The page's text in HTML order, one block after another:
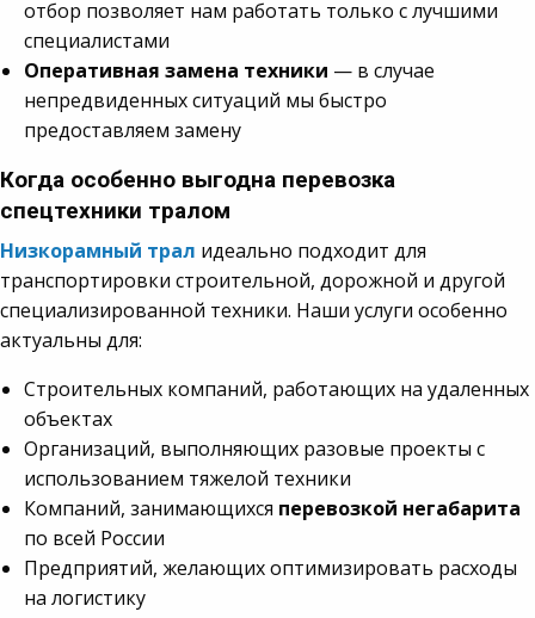
отбор позволяет нам работать только с лучшими
специалистами
Оперативная замена техники — в случае
непредвиденных ситуаций мы быстро
предоставляем замену
Когда особенно выгодна перевозка
спецтехники тралом
Низкорамный трал идеально подходит для
транспортировки строительной, дорожной и другой
специализированной техники. Наши услуги особенно
актуальны для:
Строительных компаний, работающих на удаленных
объектах
Организаций, выполняющих разовые проекты с
использованием тяжелой техники
Компаний, занимающихся перевозкой негабарита
по всей России
Предприятий, желающих оптимизировать расходы
на логистику